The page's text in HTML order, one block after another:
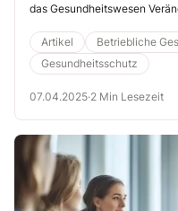
das Gesundheitswesen
Artikel
Betriebliche
Gesundheitsschutz
07.04.2025·2 Min Lesezeit